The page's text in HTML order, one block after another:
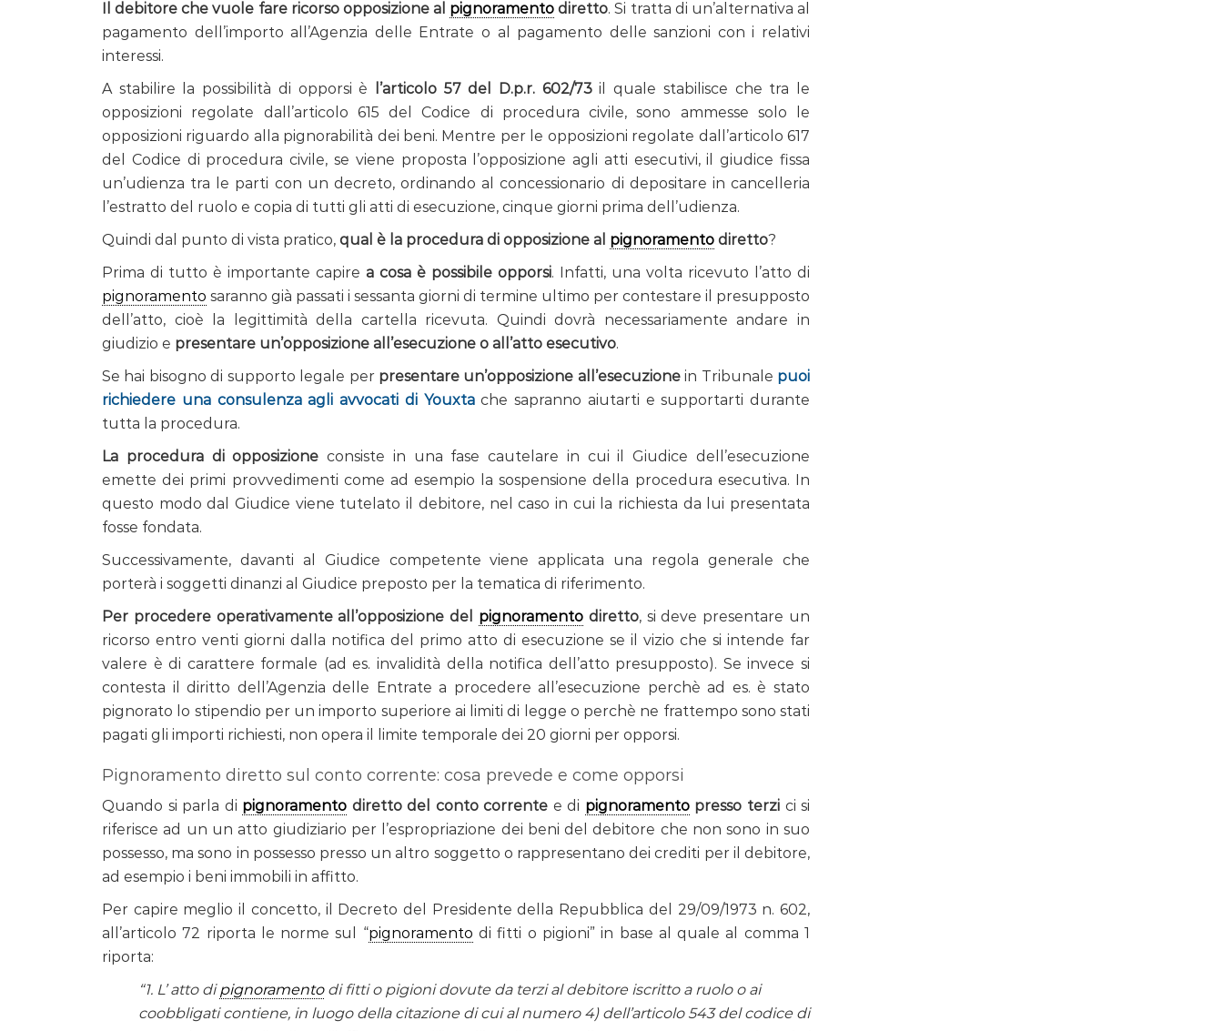
Il debitore che vuole fare ricorso opposizione al pignoramento diretto. Si tratta di un’alternativa al
pagamento dell’importo all’Agenzia delle Entrate o al pagamento delle sanzioni con i relativi
interessi.
A stabilire la possibilità di opporsi è
l’articolo 57 del D.p.r. 602/73il quale stabilisce che tra le
opposizioni regolate dall’articolo 615 del Codice di procedura civile, sono ammesse solo le
opposizioni riguardo alla pignorabilità dei beni. Mentre per le opposizioni regolate dall’articolo 617
del Codice di procedura civile, se viene proposta l’opposizione agli atti esecutivi, il giudice fissa
un’udienza tra le parti con un decreto, ordinando al concessionario di depositare in cancelleria
l’estratto del ruolo e copia di tutti gli atti di esecuzione, cinque giorni prima dell’udienza.
Quindi dal punto di vista pratico, qual è la procedura di opposizione al pignoramento diretto?
Prima di tutto è importante capire a cosa è possibile opporsi. Infatti, una volta ricevuto l’atto di
pignoramento saranno già passati i sessanta giorni di termine ultimo per contestare il presupposto
dell’atto, cioè la legittimità della cartella ricevuta. Quindi dovrà necessariamente andare in
giudizio e presentare un’opposizione all’esecuzione o all’atto esecutivo.
Se hai bisogno di supporto legale per presentare un’opposizione all’esecuzionein Tribunale puoi
richiedere una consulenza agli avvocati di Youxtache sapranno aiutarti e supportarti durante
tutta la procedura.
La procedura di opposizione consiste in una fase cautelare in cui il Giudice dell’esecuzione
emette dei primi provvedimenti come ad esempio la sospensione della procedura esecutiva. In
questo modo dal Giudice viene tutelato il debitore, nel caso in cui la richiesta da lui presentata
fosse fondata.
Successivamente, davanti al Giudice competente viene applicata una regola generale che
porterà i soggetti dinanzi al Giudice preposto per la tematica di riferimento.
Per procedere operativamente all’opposizione del pignoramento diretto, si deve presentare un
ricorso entro venti giorni dalla notifica del primo atto di esecuzione se il vizio che si intende far
valere è di carattere formale (ad es. invalidità della notifica dell’atto presupposto). Se invece si
contesta il diritto dell’Agenzia delle Entrate a procedere all’esecuzione perchè ad es. è stato
pignorato lo stipendio per un importo superiore ai limiti di legge o perchè ne frattempo sono stati
pagati gli importi richiesti, non opera il limite temporale dei 20 giorni per opporsi.
Pignoramento diretto sul conto corrente: cosa prevede e come opporsi
Quando si parla di pignoramento diretto del conto corrente e di pignoramentopresso terzici si
riferisce ad un un atto giudiziario per l’espropriazione dei beni del debitore che non sono in suo
possesso, ma sono in possesso presso un altro soggetto o rappresentano dei crediti per il debitore,
ad esempio i beni immobili in affitto.
Per capire meglio il concetto, il Decreto del Presidente della Repubblica del 29/09/1973 n. 602,
all’articolo 72 riporta le norme sul “pignoramento di fitti o pigioni” in base al quale al comma 1
riporta:
“1. L’ atto dipignoramentodi fitti o pigioni dovute da terzi al debitore iscritto a ruolo o ai
coobbligati contiene, in luogo della citazione di cui al numero 4) dell’articolo 543 del codice di